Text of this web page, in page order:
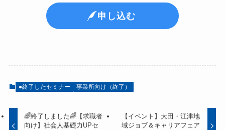
申し込む
●終了したセミナー 事業所向け（終了）
🌈終了しました🌈【求職者
向け】社会人基礎力UPセ
【イベント】大田・江津地
域ジョブ＆キャリアフェア